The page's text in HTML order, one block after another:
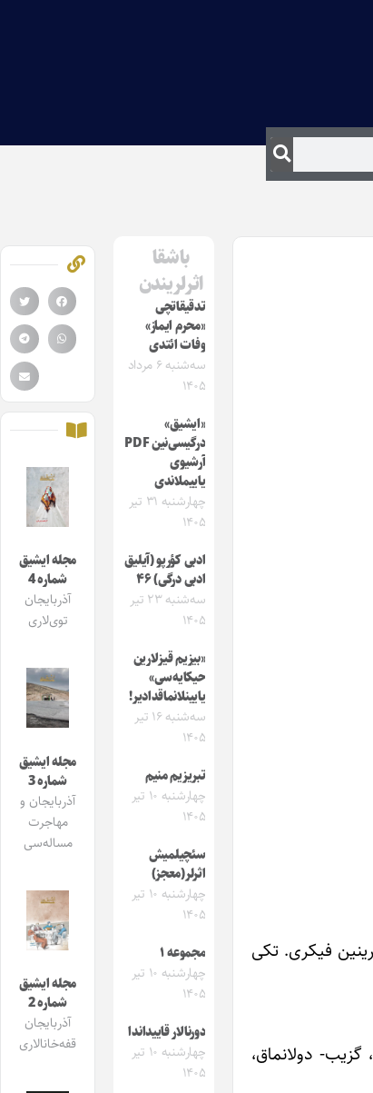
فیکری. تکی
دولانماق،
باشقا
اثرلریندن
تدقیقاتچی
«محرم ایماز»
وفات ائتدی
سه‌شنبه ۶ مرداد
۱۴۰۵
«ایشیق»
درگیسی‌نین PDF
آرشیوی
یاییملاندی
چهارشنبه ۳۱ تیر
۱۴۰۵
ادبی کؤرپو (آیلیق
ادبی درگی) ۴۶
سه‌شنبه ۲۳ تیر
۱۴۰۵
«بیزیم قیزلارین
حیکایه‌سی»
یایینلانماقدادیر!
سه‌شنبه ۱۶ تیر
۱۴۰۵
تبریزیم منیم
چهارشنبه ۱۰ تیر
۱۴۰۵
سئچیلمیش
اثرلر(معجز)
چهارشنبه ۱۰ تیر
۱۴۰۵
مجموعه ۱
چهارشنبه ۱۰ تیر
۱۴۰۵
دورنالار قاییداندا
چهارشنبه ۱۰ تیر
۱۴۰۵
مجله ایشیق
شماره 4
آذربایجان
توی‌لاری
مجله ایشیق
شماره 3
آذربایجان و
مهاجرت
مساله‌سی
مجله ایشیق
شماره 2
آذربایجان
قفه‌خانالاری